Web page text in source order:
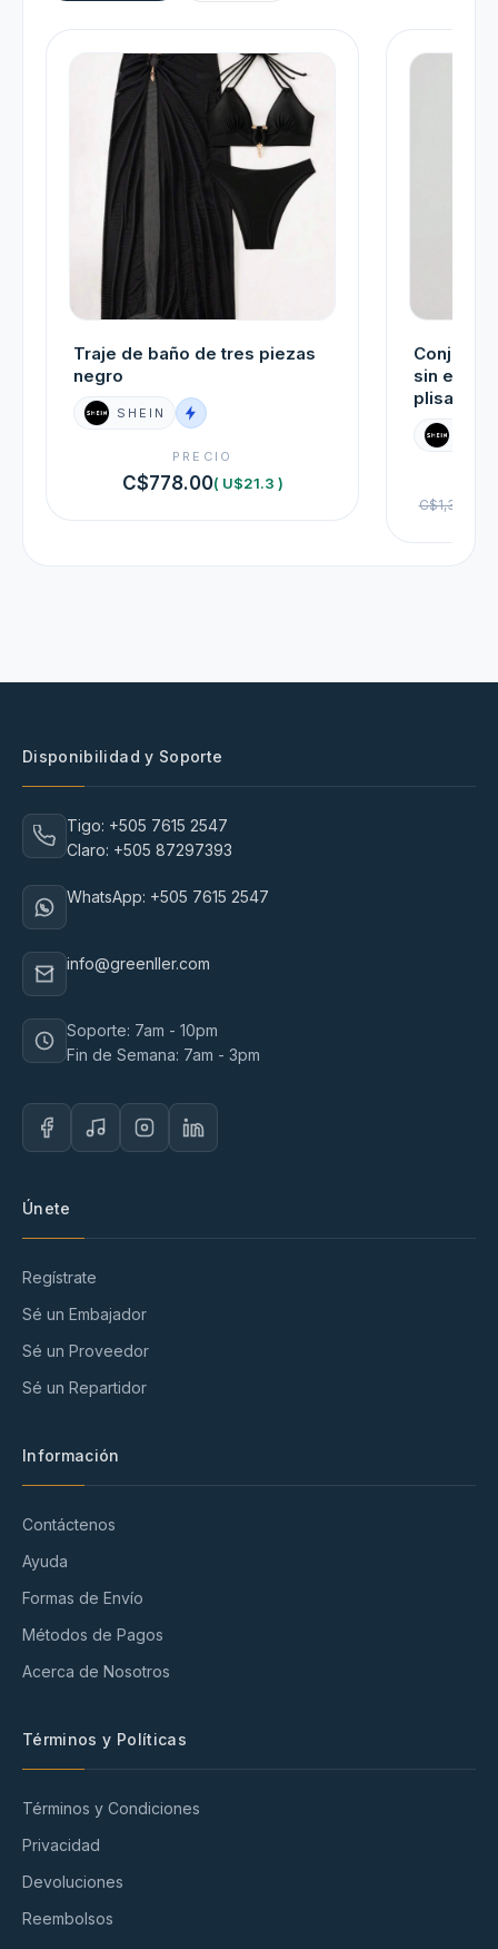
Traje de baño de tres piezas
negro
SHEIN
PRECIO
C$778.00( U$21.3 )
Conjunto
sin
plisada
C$1,364.00
Disponibilidad y Soporte
Tigo: +505 7615 2547
Claro: +505 87297393
WhatsApp: +505 7615 2547
info@greenller.com
Soporte: 7am - 10pm
Fin de Semana: 7am - 3pm
Únete
Regístrate
Sé un Embajador
Sé un Proveedor
Sé un Repartidor
Información
Contáctenos
Ayuda
Formas de Envío
Métodos de Pagos
Acerca de Nosotros
Términos y Políticas
Términos y Condiciones
Privacidad
Devoluciones
Reembolsos